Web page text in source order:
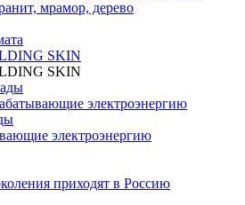
мрамор, дерево
SKIN
SKIN
электроэнергию
электроэнергию
приходят в Россию